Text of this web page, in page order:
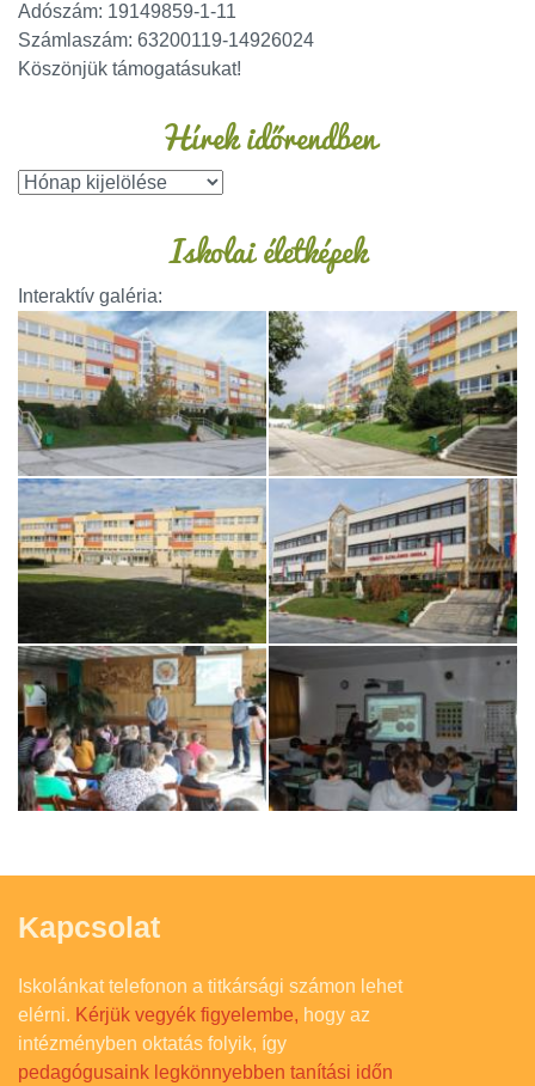
Adószám: 19149859-1-11
Számlaszám: 63200119-14926024
Köszönjük támogatásukat!
Hírek időrendben
Iskolai életképek
Interaktív galéria:
Kapcsolat
Iskolánkat telefonon a titkársági számon lehet
elérni. Kérjük vegyék figyelembe, hogy az
intézményben oktatás folyik, így
pedagógusaink legkönnyebben tanítási időn